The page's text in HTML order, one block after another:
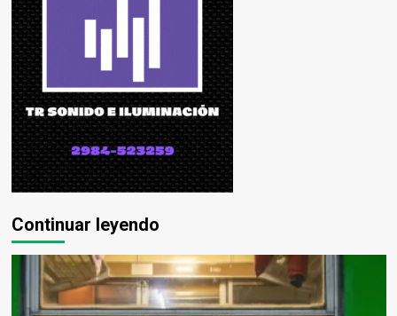
Continuar leyendo